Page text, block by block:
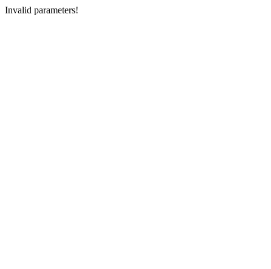
Invalid parameters!